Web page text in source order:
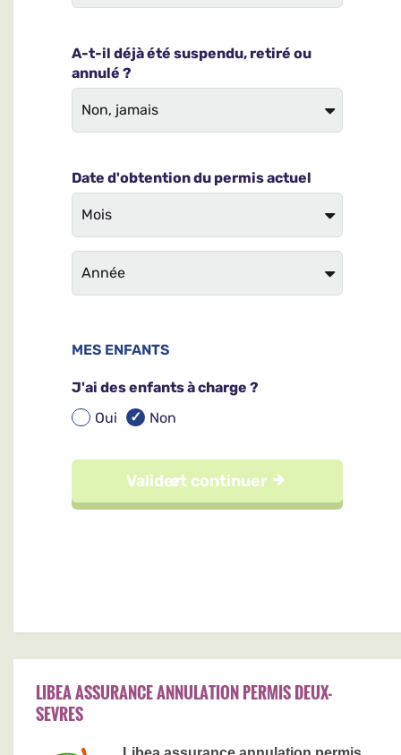
LIBEA ASSURANCE ANNULATION PERMIS DEUX-
SEVRES